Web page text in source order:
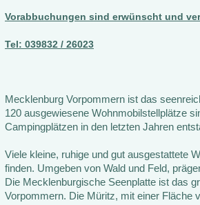
Vorabbuchungen sind erwünscht und
Tel: 039832 / 26023
Mecklenburg Vorpommern ist das
120 ausgewiesene Wohnmobilstellplätze
Campingplätzen in den letzten Jahren
Viele kleine, ruhige und gut ausgestattete
finden. Umgeben von Wald und Feld,
Die Mecklenburgische Seenplatte ist das
Vorpommern. Die Müritz, mit einer Fläche